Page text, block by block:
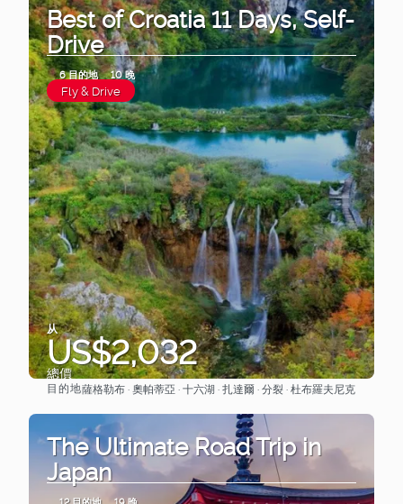
Best of Croatia 11 Days, Self-
Drive
6 目的地 10 晚
Fly & Drive
从
US$2,032
總價
查看
目的地薩格勒布 · 奧帕蒂亞 · 十六湖 · 扎達爾 · 分裂 · 杜布羅夫尼克
The Ultimate Road Trip in
Japan